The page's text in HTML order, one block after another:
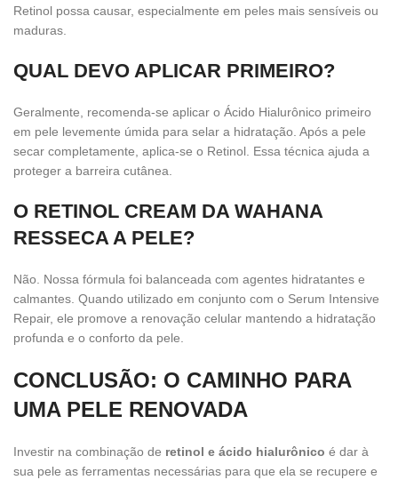
Retinol possa causar, especialmente em peles mais sensíveis ou
maduras.
QUAL DEVO APLICAR PRIMEIRO?
Geralmente, recomenda-se aplicar o Ácido Hialurônico primeiro
em pele levemente úmida para selar a hidratação. Após a pele
secar completamente, aplica-se o Retinol. Essa técnica ajuda a
proteger a barreira cutânea.
O RETINOL CREAM DA WAHANA
RESSECA A PELE?
Não. Nossa fórmula foi balanceada com agentes hidratantes e
calmantes. Quando utilizado em conjunto com o Serum Intensive
Repair, ele promove a renovação celular mantendo a hidratação
profunda e o conforto da pele.
CONCLUSÃO: O CAMINHO PARA
UMA PELE RENOVADA
Investir na combinação de retinol e ácido hialurônico é dar à
sua pele as ferramentas necessárias para que ela se recupere e